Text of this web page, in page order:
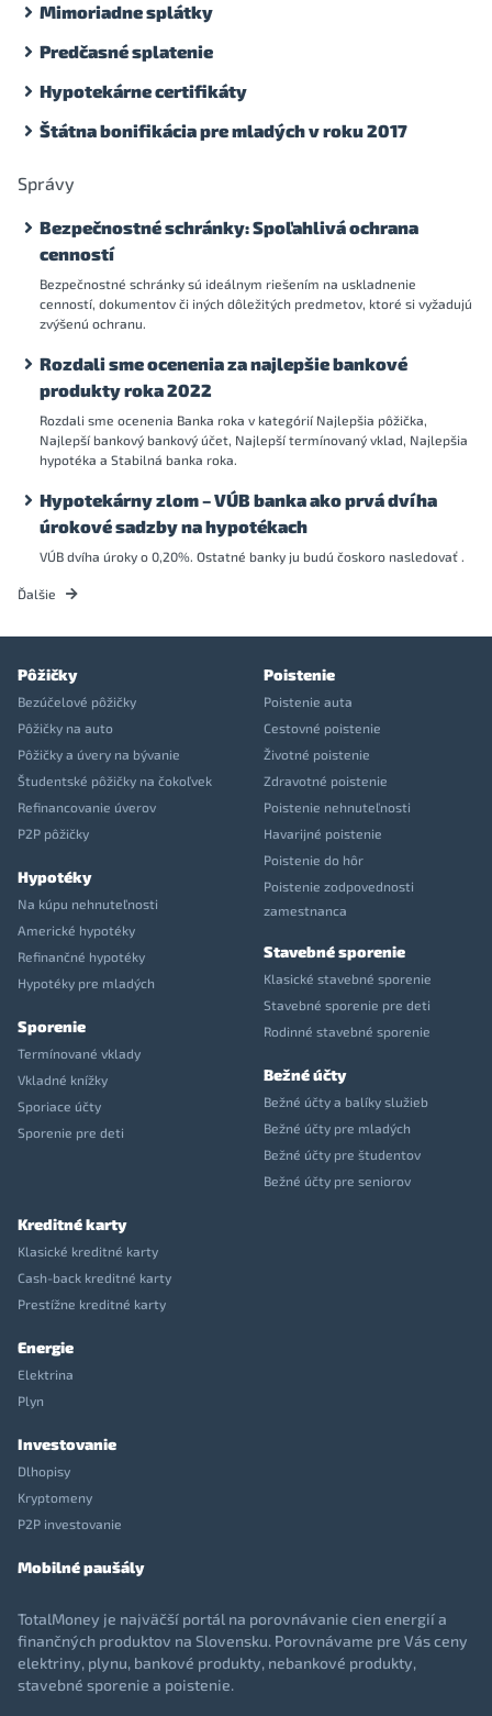
Mimoriadne splátky
Predčasné splatenie
Hypotekárne certifikáty
Štátna bonifikácia pre mladých v roku 2017
Správy
Bezpečnostné schránky: Spoľahlivá ochrana
cenností
Bezpečnostné schránky sú ideálnym riešením na uskladnenie
cenností, dokumentov či iných dôležitých predmetov, ktoré si vyžadujú
zvýšenú ochranu.
Rozdali sme ocenenia za najlepšie bankové
produkty roka 2022
Rozdali sme ocenenia Banka roka v kategórií Najlepšia pôžička,
Najlepší bankový bankový účet, Najlepší termínovaný vklad, Najlepšia
hypotéka a Stabilná banka roka.
Hypotekárny zlom – VÚB banka ako prvá dvíha
úrokové sadzby na hypotékach
VÚB dvíha úroky o 0,20%. Ostatné banky ju budú čoskoro nasledovať .
Ďalšie
Pôžičky
Bezúčelové pôžičky
Pôžičky na auto
Pôžičky a úvery na bývanie
Študentské pôžičky na čokoľvek
Refinancovanie úverov
P2P pôžičky
Hypotéky
Na kúpu nehnuteľnosti
Americké hypotéky
Refinančné hypotéky
Hypotéky pre mladých
Sporenie
Termínované vklady
Vkladné knížky
Sporiace účty
Sporenie pre deti
Poistenie
Poistenie auta
Cestovné poistenie
Životné poistenie
Zdravotné poistenie
Poistenie nehnuteľnosti
Havarijné poistenie
Poistenie do hôr
Poistenie zodpovednosti
zamestnanca
Stavebné sporenie
Klasické stavebné sporenie
Stavebné sporenie pre deti
Rodinné stavebné sporenie
Bežné účty
Bežné účty a balíky služieb
Bežné účty pre mladých
Bežné účty pre študentov
Bežné účty pre seniorov
Kreditné karty
Klasické kreditné karty
Cash-back kreditné karty
Prestížne kreditné karty
Energie
Elektrina
Plyn
Investovanie
Dlhopisy
Kryptomeny
P2P investovanie
Mobilné paušály
TotalMoney je najväčší portál na porovnávanie cien energií a
finančných produktov na Slovensku. Porovnávame pre Vás ceny
elektriny, plynu, bankové produkty, nebankové produkty,
stavebné sporenie a poistenie.